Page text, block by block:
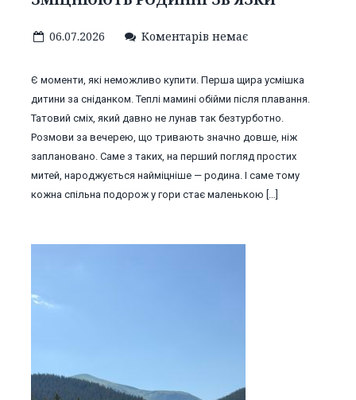
06.07.2026 Коментарів немає
Є моменти, які неможливо купити. Перша щира усмішка
дитини за сніданком. Теплі мамині обійми після плавання.
Татовий сміх, який давно не лунав так безтурботно.
Розмови за вечерею, що тривають значно довше, ніж
заплановано. Саме з таких, на перший погляд простих
митей, народжується найміцніше — родина. І саме тому
кожна спільна подорож у гори стає маленькою […]